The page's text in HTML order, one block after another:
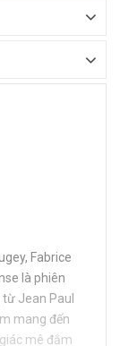
Fabrice
là phiên
Jean Paul
mang đến
mê đắm